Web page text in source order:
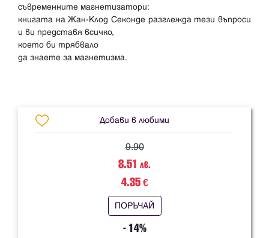
съвременните магнетизатори:
книгата на Жан-Клод Секонде разглежда тези въпроси
и ви представя всичко,
което би трябвало
да знаете за магнетизма.
Добави в любими
9.90
8.51 лв.
4.35€
ПОРЪЧАЙ
- 14%